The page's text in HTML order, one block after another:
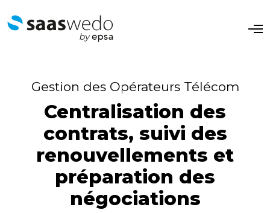
O
Gestion des Opérateurs Télécom
Centralisation des
contrats, suivi des
renouvellements et
préparation des
négociations